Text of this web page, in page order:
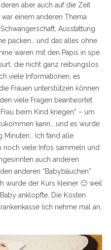
aber auch auf die Zeit
einem anderen Thema
Ausstattung
packen… und das alles ohne
waren mit den Papis in spe.
die nicht ganz reibungslos
viele Informationen, es
Frauen unterstützen können
viele Fragen beantwortet
beim Kind kriegen” – um
kann… und es wurde
Minuten… Ich fand alle
viele Infos sammeln und
auch anderen
anderen “Babybäuchen”
wurde der Kurs kleiner 🙂 weil
anklopfte. Die Kosten
(ich nehme mal an,